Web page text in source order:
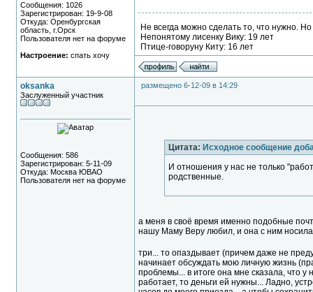
Сообщения: 1026
Зарегистрирован: 19-9-08
Откуда: Оренбургская
область, г.Орск
Пользователя нет на форуме
Настроение: спать хочу
Не всегда можно сделать то, что нужно.
Непонятому лисенку Вику: 19 лет
Птице-говоруну Киту: 16 лет
oksanka
Заслуженный участник
Сообщения: 586
Зарегистрирован: 5-11-09
Откуда: Москва ЮВАО
Пользователя нет на форуме
размещено 6-12-09 в 14:29
Цитата: Исходное сообщение
И отношения у нас не только
родственные.
а меня в своё время именно подобные
нашу Маму Веру любил, и она с ним
три... то опаздывает (причем даже не
начинает обсуждать мою личную жизнь
проблемы... в итоге она мне сказала, что
работает, то деньги ей нужны... Ладно,